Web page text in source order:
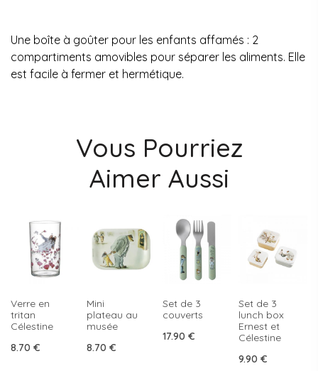
Une boîte à goûter pour les enfants affamés : 2
compartiments amovibles pour séparer les aliments. Elle
est facile à fermer et hermétique.
Vous Pourriez
Aimer Aussi
Verre en
tritan
Célestine
8.70 €
Mini
plateau au
musée
8.70 €
Set de 3
couverts
17.90 €
Set de 3
lunch box
Ernest et
Célestine
9.90 €